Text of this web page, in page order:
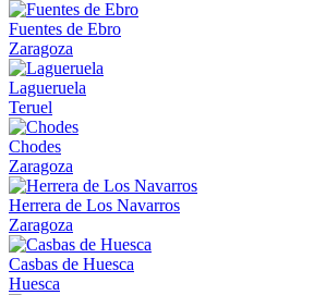
Fuentes de Ebro
Zaragoza
Lagueruela
Teruel
Chodes
Zaragoza
Herrera de Los Navarros
Zaragoza
Casbas de Huesca
Huesca